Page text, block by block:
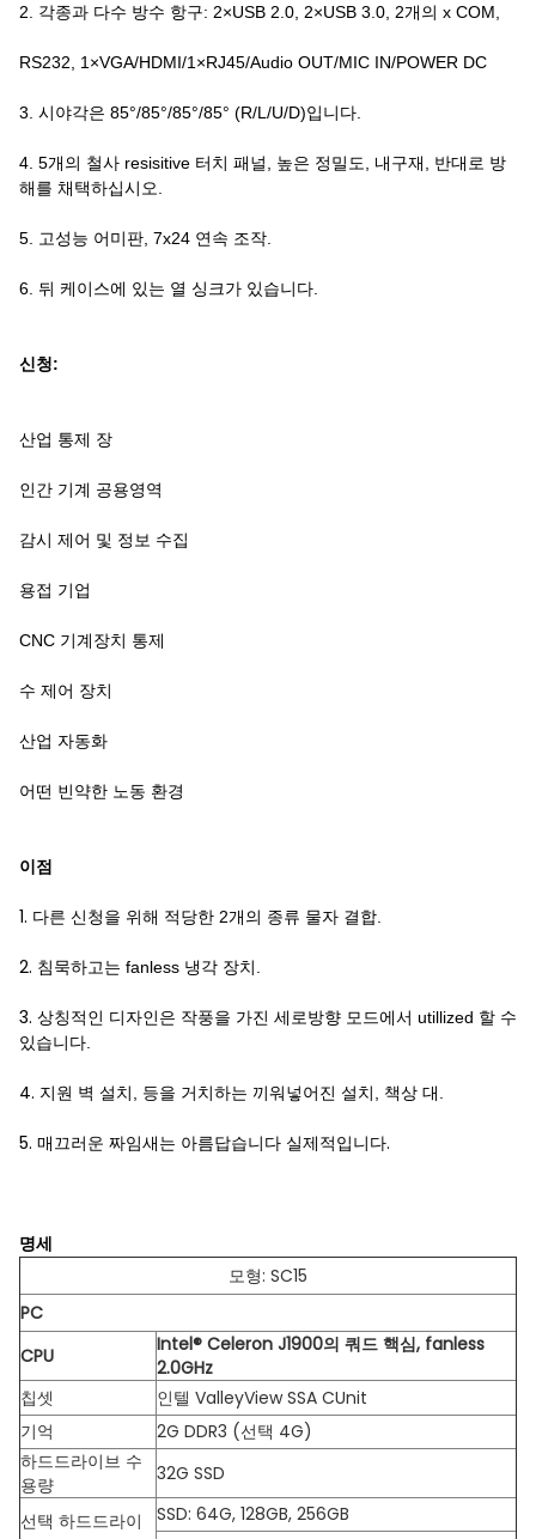
2. 각종과 다수 방수 항구: 2×USB 2.0, 2×USB 3.0, 2개의 x COM,
RS232, 1×VGA/HDMI/1×RJ45/Audio OUT/MIC IN/POWER DC
3. 시야각은 85°/85°/85°/85° (R/L/U/D)입니다.
4. 5개의 철사 resisitive 터치 패널, 높은 정밀도, 내구재, 반대로 방
해를 채택하십시오.
5. 고성능 어미판, 7x24 연속 조작.
6. 뒤 케이스에 있는 열 싱크가 있습니다.
신청:
산업 통제 장
인간 기계 공용영역
감시 제어 및 정보 수집
용접 기업
CNC 기계장치 통제
수 제어 장치
산업 자동화
어떤 빈약한 노동 환경
이점
1. 다른 신청을 위해 적당한 2개의 종류 물자 결합.
2. 침묵하고는 fanless 냉각 장치.
3. 상칭적인 디자인은 작풍을 가진 세로방향 모드에서 utillized 할 수
있습니다.
4. 지원 벽 설치, 등을 거치하는 끼워넣어진 설치, 책상 대.
5. 매끄러운 짜임새는 아름답습니다 실제적입니다.
명세
모형: SC15
PC
CPU
Intel® Celeron J1900의 쿼드 핵심, fanless
2.0GHz
칩셋
인텔 ValleyView SSA CUnit
기억
2G DDR3 (선택 4G)
하드드라이브 수
용량
32G SSD
선택 하드드라이
SSD: 64G, 128GB, 256GB